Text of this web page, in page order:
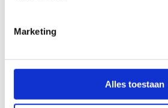
Marketing
Alles toestaan
VERBOUWING RAADHUIS
Drie speerpunten hebben tijdens het
een belangrijke rol gespeeld: slim
materiaal, goede communicatie en
Lees meer